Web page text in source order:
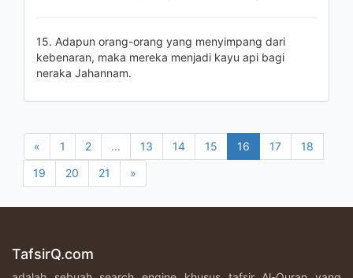
15. Adapun orang-orang yang menyimpang dari
kebenaran, maka mereka menjadi kayu api bagi
neraka Jahannam.
« 1 2 ... 13 14 15 16 17
18
19
20 21 »
TafsirQ.com